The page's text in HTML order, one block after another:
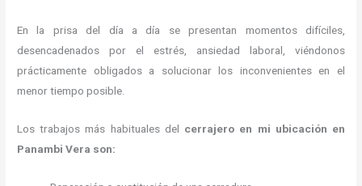
En la prisa del día a día se presentan momentos difíciles,
desencadenados por el estrés, ansiedad laboral, viéndonos
prácticamente obligados a solucionar los inconvenientes en el
menor tiempo posible.
Los trabajos más habituales del cerrajero en mi ubicación en
Panambi Vera son: